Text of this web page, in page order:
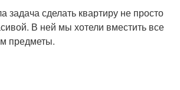
задача сделать квартиру не просто
В ней мы хотели вместить все
предметы.